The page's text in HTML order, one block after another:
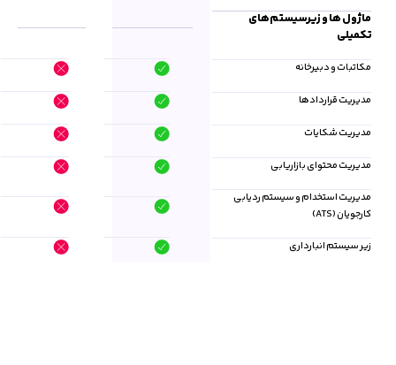
ماژول ها و زیرسیستم‌های
تکمیلی
مکاتبات و دبیرخانه
مدیریت قراردادها
مدیریت شکایات
مدیریت محتوای بازاریابی
مدیریت استخدام و سیستم ردیابی
کارجویان (ATS)
زیر سیستم انبارداری